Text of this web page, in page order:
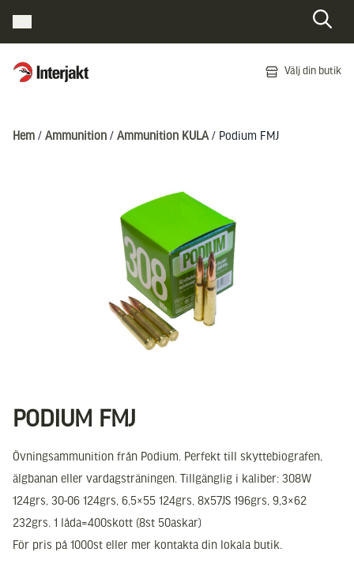
Interjakt SE Välj din butik
Hem / Ammunition / Ammunition KULA/ Podium FMJ
PODIUM FMJ
Övningsammunition från Podium. Perfekt till skyttebiografen,
älgbanan eller vardagsträningen. Tillgänglig i kaliber: 308W
124grs, 30-06 124grs, 6,5×55 124grs, 8x57JS 196grs, 9,3×62
232grs. 1 låda=400skott (8st 50askar)
För pris på 1000st eller mer kontakta din lokala butik.